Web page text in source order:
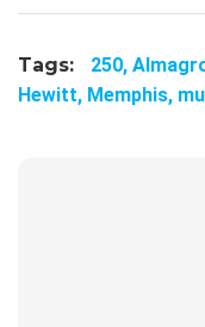
Tags: 250,
Hewitt, Memphis,